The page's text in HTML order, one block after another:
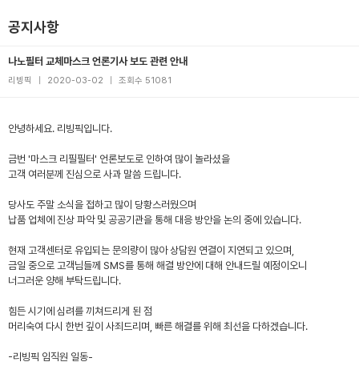
공지사항
나노필터 교체마스크 언론기사 보도 관련 안내
리빙픽 2020-03-02 조회수 51081
안녕하세요. 리빙픽입니다.
금번 '마스크 리필필터' 언론보도로 인하여 많이 놀라셨을
고객 여러분께 진심으로 사과 말씀 드립니다.
당사도 주말 소식을 접하고 많이 당황스러웠으며
납품 업체에 진상 파악 및 공공기관을 통해 대응 방안을 논의 중에 있습니다.
현재 고객센터로 유입되는 문의량이 많아 상담원 연결이 지연되고 있으며,
금일 중으로 고객님들께 SMS를 통해 해결 방안에 대해 안내드릴 예정이오니
너그러운 양해 부탁드립니다.
힘든 시기에 심려를 끼쳐드리게 된 점
머리숙여 다시 한번 깊이 사죄드리며, 빠른 해결를 위해 최선을 다하겠습니다.
-리빙픽 임직원 일동-